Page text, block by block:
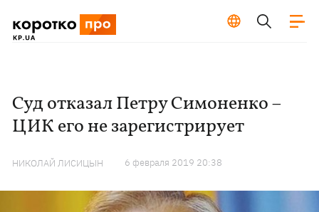
Суд отказал Петру Симоненко –
ЦИК его не зарегистрирует
НИКОЛАЙ ЛИСИЦЫН 6 февраля 2019 20:38